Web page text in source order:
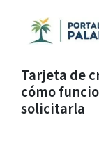
Tarjeta de
cómo
solicitarla